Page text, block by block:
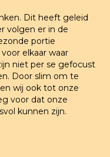
Dit heeft geleid
volgen er in de
portie
elkaar waar
niet per se gefocust
Door slim om te
wij ook tot onze
voor dat onze
kunnen zijn.